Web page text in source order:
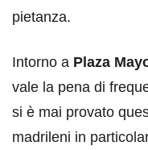
pietanza.
Intorno a Plaza
vale la pena di
si è mai provato
madrileni in